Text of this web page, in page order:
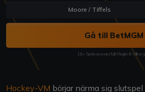
Moore / Tiffels
Gå till BetMGM
18+ Spela ansvarsfullt Regler & Villkor
Hockey-VM börjar närma sig